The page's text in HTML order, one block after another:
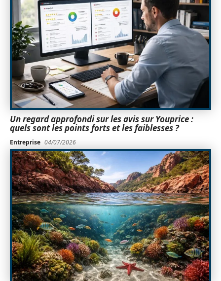
Un regard approfondi sur les avis sur Youprice :
quels sont les points forts et les faiblesses ?
Entreprise 04/07/2026